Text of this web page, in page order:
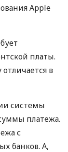
Apple
платы.
в
системы
платежа.
с
банков. А,